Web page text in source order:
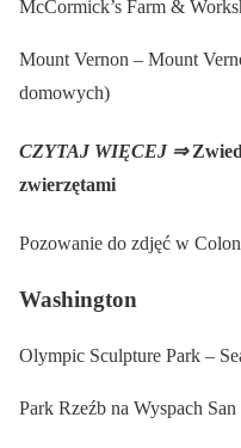
McCormick’s Farm &
Mount Vernon – Mount
domowych)
CZYTAJ WIĘCEJ ⇒
zwierzętami
Pozowanie do zdjęć w
Washington
Olympic Sculpture Park –
Park Rzeźb na Wyspach